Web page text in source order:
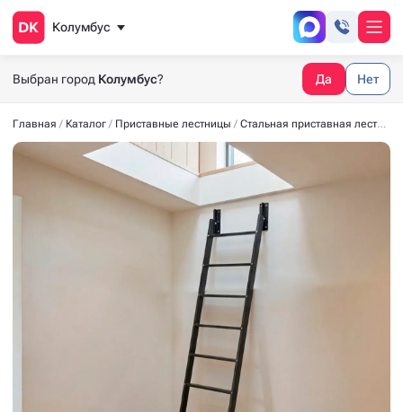
Колумбус
Выбран город Колумбус? Да Нет
Главная Каталог Приставные лестницы Стальная приставная лестница ГАРАНТ-2070 8 ступеней